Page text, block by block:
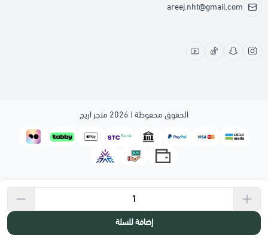
إضافة للسلة
areej.nht@gmail.com
الحقوق محفوظة | 2026 متجر اريج